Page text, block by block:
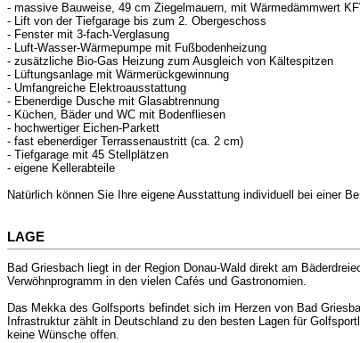
- massive Bauweise, 49 cm Ziegelmauern, mit Wärmedämmwert
- Lift von der Tiefgarage bis zum 2. Obergeschoss
- Fenster mit 3-fach-Verglasung
- Luft-Wasser-Wärmepumpe mit Fußbodenheizung
- zusätzliche Bio-Gas Heizung zum Ausgleich von Kältespitzen
- Lüftungsanlage mit Wärmerückgewinnung
- Umfangreiche Elektroausstattung
- Ebenerdige Dusche mit Glasabtrennung
- Küchen, Bäder und WC mit Bodenfliesen
- hochwertiger Eichen-Parkett
- fast ebenerdiger Terrassenaustritt (ca. 2 cm)
- Tiefgarage mit 45 Stellplätzen
- eigene Kellerabteile
Natürlich können Sie Ihre eigene Ausstattung individuell bei einer
LAGE
Bad Griesbach liegt in der Region Donau-Wald direkt am
Verwöhnprogramm in den vielen Cafés und Gastronomien.
Das Mekka des Golfsports befindet sich im Herzen von Bad
Infrastruktur zählt in Deutschland zu den besten Lagen für
keine Wünsche offen.